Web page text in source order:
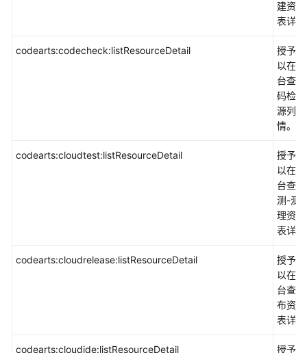
建资
表详
codearts:codecheck:listResourceDetail
授予
以在
台查
码检
源列
情。
codearts:cloudtest:listResourceDetail
授予
以在
台查
测-测
理资
表详
codearts:cloudrelease:listResourceDetail
授予
以在
台查
布资
表详
codearts:cloudide:listResourceDetail
授予